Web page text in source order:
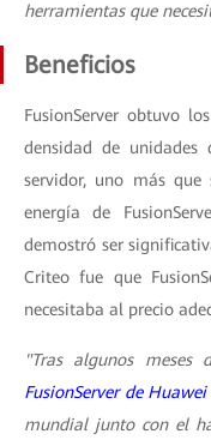
herramientas que
Beneficios
FusionServer obtuvo
densidad de
servidor, uno más
energía de
demostró ser
Criteo fue que
necesitaba al precio
"Tras algunos meses
FusionServer de Huawei
mundial junto con el